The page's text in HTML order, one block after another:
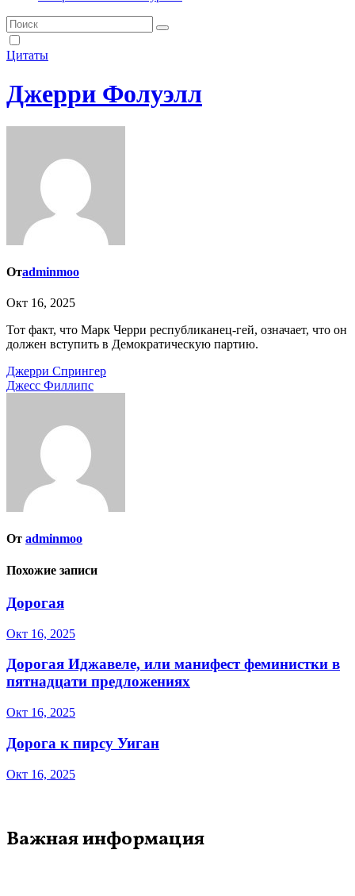
Цитаты
Джерри Фолуэлл
Отadminmoo
Окт 16, 2025
Тот факт, что Марк Черри республиканец-гей, означает, что он
должен вступить в Демократическую партию.
Навигация
по
Джерри Спрингер
Джесс Филлипс
От adminmoo
Похожие записи
Дорогая
Окт 16, 2025
Дорогая Иджавеле, или манифест феминистки в
пятнадцати предложениях
Окт 16, 2025
Дорога к пирсу Уиган
Окт 16, 2025
Важная информация